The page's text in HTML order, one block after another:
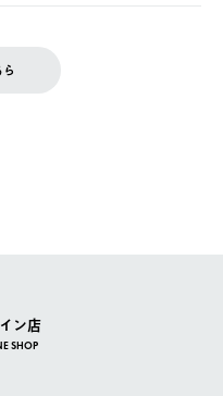
客様ご負担とさせていただ
希望商品を再注文してくだ
イページ内 購入履歴画面に
ン店
SHOP